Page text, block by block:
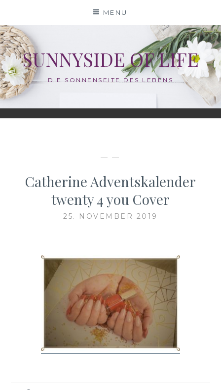
content
MENU
SUNNYSIDE OF LIFE
DIE SONNENSEITE DES LEBENS
— —
Catherine Adventskalender
twenty 4 you Cover
25. NOVEMBER 2019